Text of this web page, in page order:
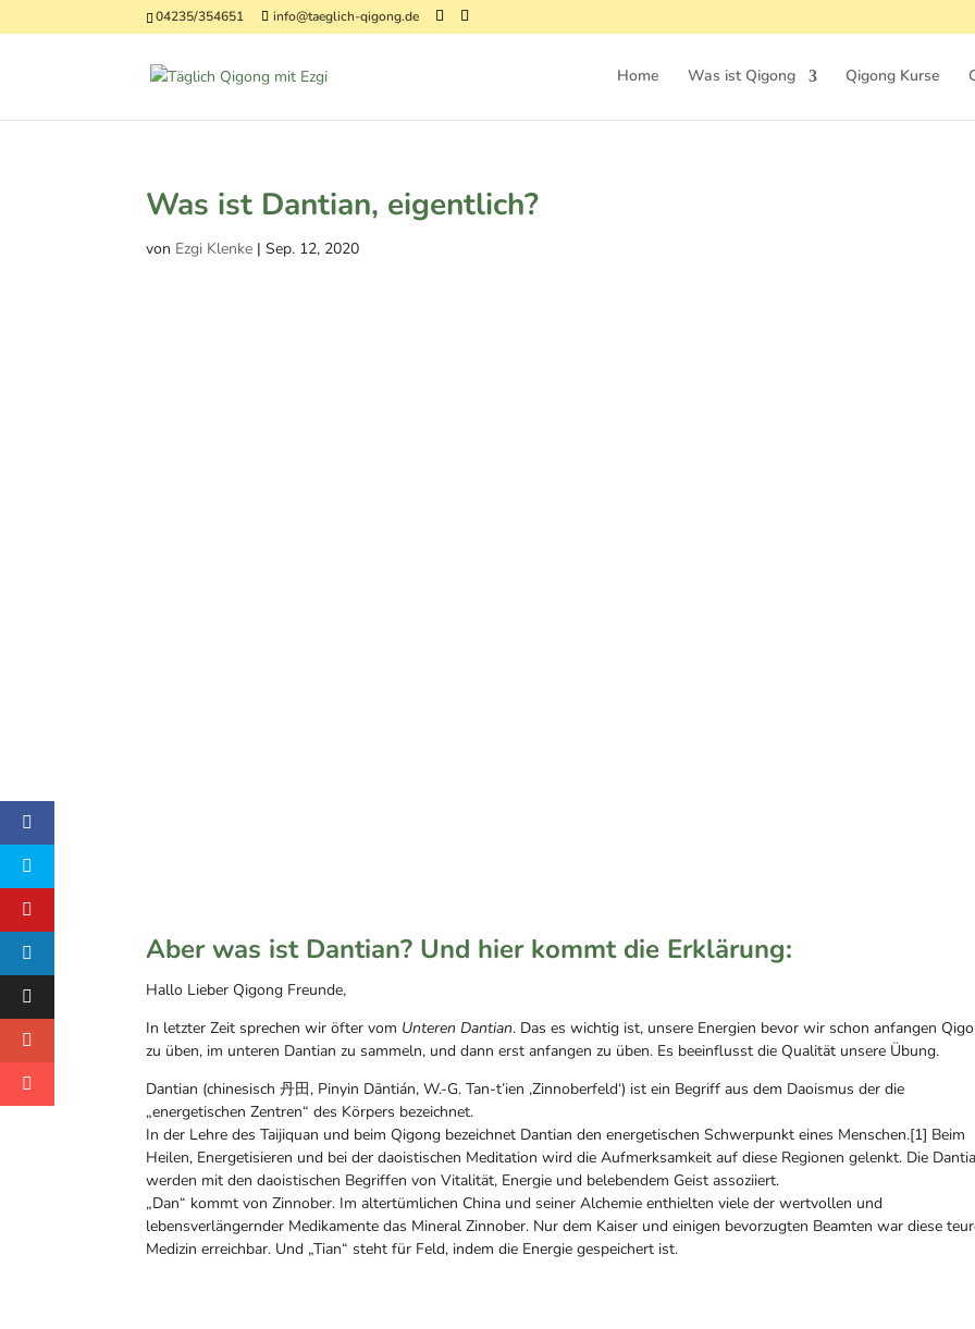
04235/354651 info@taeglich-qigong.de
Home Was ist Qigong Qigong Kurse
Was ist Dantian, eigentlich?
von Ezgi Klenke |Sep. 12, 2020
Aber was ist Dantian? Und hier kommt die Erklärung:
Hallo Lieber Qigong Freunde,
In letzter Zeit sprechen wir öfter vom Unteren Dantian. Das es wichtig ist, unsere Energien bevor wir schon anfangen
zu üben, im unteren Dantian zu sammeln, und dann erst anfangen zu üben. Es beeinflusst die Qualität unsere Übung.
Dantian (chinesisch 丹田, Pinyin Dāntián, W.-G. Tan-t’ien ‚Zinnoberfeld‘) ist ein Begriff aus dem Daoismus der die
„energetischen Zentren“ des Körpers bezeichnet.
In der Lehre des Taijiquan und beim Qigong bezeichnet Dantian den energetischen Schwerpunkt eines Menschen.[1] Beim
Heilen, Energetisieren und bei der daoistischen Meditation wird die Aufmerksamkeit auf diese Regionen gelenkt. Die
werden mit den daoistischen Begriffen von Vitalität, Energie und belebendem Geist assoziiert.
„Dan“ kommt von Zinnober. Im altertümlichen China und seiner Alchemie enthielten viele der wertvollen und
lebensverlängernder Medikamente das Mineral Zinnober. Nur dem Kaiser und einigen bevorzugten Beamten war diese
Medizin erreichbar. Und „Tian“ steht für Feld, indem die Energie gespeichert ist.